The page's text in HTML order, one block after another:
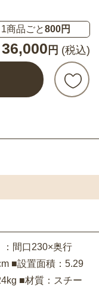
1商品ごと800円
36,000 円 (税込)
：間口230×奥行
■設置面積：5.29
■材質：スチー